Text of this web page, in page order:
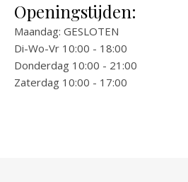
Openingstijden:
Maandag: GESLOTEN
Di-Wo-Vr 10:00 - 18:00
Donderdag 10:00 - 21:00
Zaterdag 10:00 - 17:00